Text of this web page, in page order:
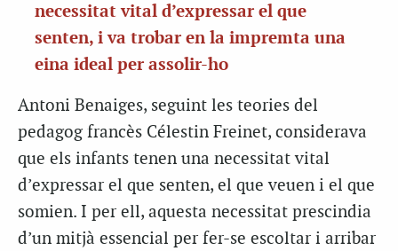
necessitat vital d’expressar el que
senten, i va trobar en la impremta una
eina ideal per assolir-ho
Antoni Benaiges, seguint les teories del
pedagog francès Célestin Freinet, considerava
que els infants tenen una necessitat vital
d’expressar el que senten, el que veuen i el que
somien. I per ell, aquesta necessitat prescindia
d’un mitjà essencial per fer-se escoltar i arribar